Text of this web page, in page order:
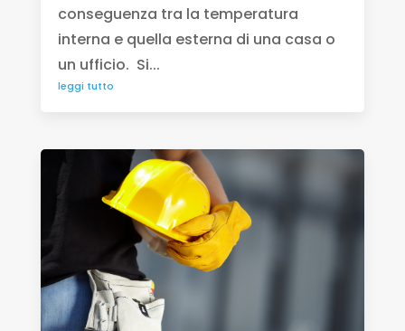
conseguenza tra la temperatura
interna e quella esterna di una casa o
un ufficio. Si...
leggi tutto